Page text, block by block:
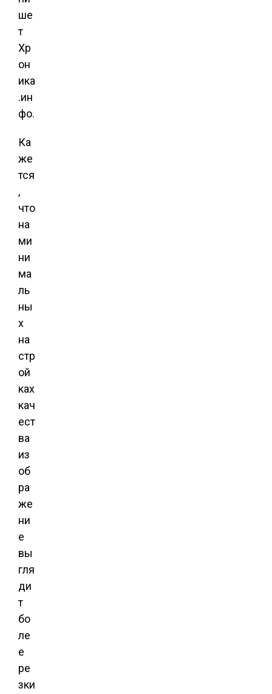
ше
т
Хр
он
ика
.ин
фо.
Ка
же
тся
,
что
на
ми
ни
ма
ль
ны
х
на
стр
ой
ках
кач
ест
ва
из
об
ра
же
ни
е
вы
гля
ди
т
бо
ле
е
ре
зки